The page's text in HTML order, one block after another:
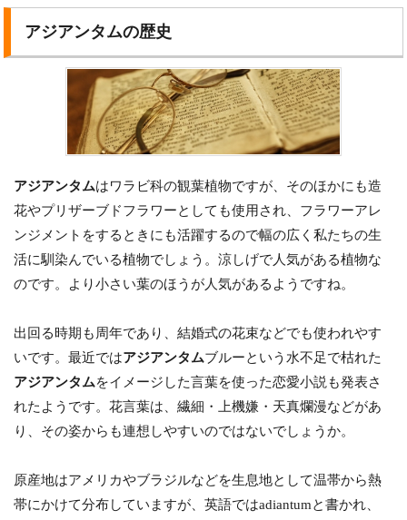
アジアンタムの歴史
アジアンタムはワラビ科の観葉植物ですが、そのほかにも造
花やプリザーブドフラワーとしても使用され、フラワーアレ
ンジメントをするときにも活躍するので幅の広く私たちの生
活に馴染んでいる植物でしょう。涼しげで人気がある植物な
のです。より小さい葉のほうが人気があるようですね。
出回る時期も周年であり、結婚式の花束などでも使われやす
いです。最近ではアジアンタムブルーという水不足で枯れた
アジアンタムをイメージした言葉を使った恋愛小説も発表さ
れたようです。花言葉は、繊細・上機嫌・天真爛漫などがあ
り、その姿からも連想しやすいのではないでしょうか。
原産地はアメリカやブラジルなどを生息地として温帯から熱
帯にかけて分布していますが、英語ではadiantumと書かれ、